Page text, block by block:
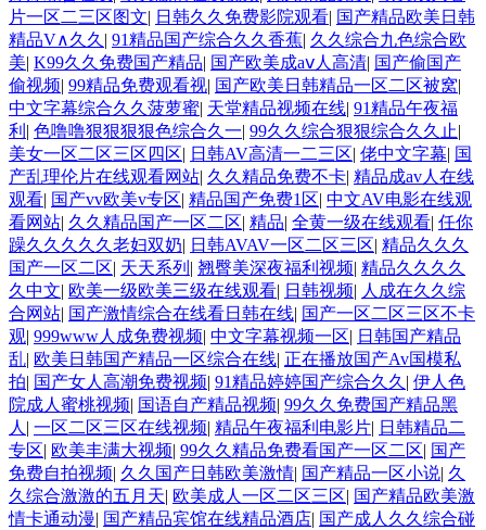
片一区二三区图文| 日韩久久免费影院观看| 国产精品欧美日韩
精品V∧久久 | 91精品国产综合久久香蕉| 久久综合九色综合欧
美| K99久久免费国产精品| 国产欧美成aⅴ人高清| 国产偷国产
偷视频| 99精品免费观看视| 国产欧美日韩精品一区二区被窝|
中文字幕综合久久菠萝蜜| 天堂精品视频在线| 91精品午夜福
利 | 色噜噜狠狠狠狠色综合久一| 99久久综合狠狠综合久久止|
美女一区二区三区四区| 日韩AV高清一二三区| 佬中文字幕| 国
产乱理伦片在线观看网站| 久久精品免费不卡| 精品成av人在线
观看| 国产vv欧美v专区| 精品国产免费1区| 中文AV电影在线观
看网站| 久久精品国产一区二区| 精品| 全黄一级在线观看| 任你
躁久久久久久老妇双奶| 日韩AVAV一区二区三区| 精品久久久
国产一区二区| 天天系列 | 翘臀美深夜福利视频| 精品久久久久
久中文| 欧美一级欧美三级在线观看| 日韩视频| 人成在久久综
合网站| 国产激情综合在线看日韩在线| 国产一区二区三区不卡
观| 999www人成免费视频| 中文字幕视频一区| 日韩国产精品
乱| 欧美日韩国产精品一区综合在线| 正在播放国产Av国模私
拍| 国产女人高潮免费视频| 91精品婷婷国产综合久久 | 伊人色
院成人蜜桃视频| 国语自产精品视频| 99久久免费国产精品黑
人 | 一区二区三区在线视频| 精品午夜福利电影片| 日韩精品二
专区| 欧美丰满大视频| 99久久精品免费看国产一区二区| 国产
免费自拍视频| 久久国产日韩欧美激情| 国产精品一区小说| 久
久综合激激的五月天| 欧美成人一区二区三区| 国产精品欧美激
情卡通动漫| 国产精品宾馆在线精品酒店| 国产成人久久综合碰